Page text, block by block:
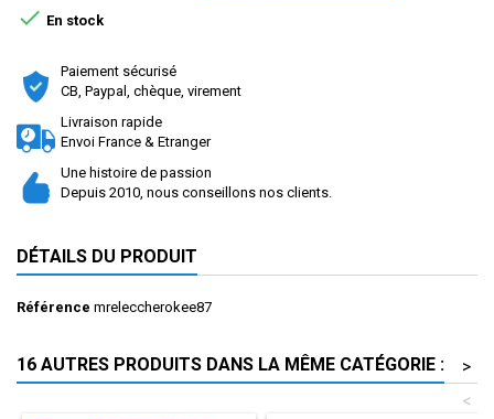
 En stock
Paiement sécurisé
CB, Paypal, chèque, virement
Livraison rapide
Envoi France & Etranger
Une histoire de passion
Depuis 2010, nous conseillons nos clients.
DÉTAILS DU PRODUIT
Référence mreleccherokee87
16 AUTRES PRODUITS DANS LA MÊME CATÉGORIE :
>
<